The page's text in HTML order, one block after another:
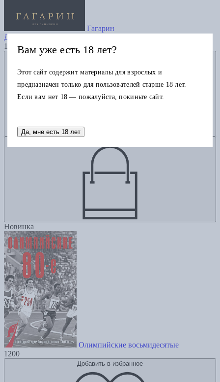
Гагарин
Данилкин Л.
1525
Новинка
Олимпийские восьмидесятые
1200
Добавить в избранное
Вам уже есть 18 лет?
Этот сайт содержит материалы для взрослых и
предназначен только для пользователей старше 18 лет.
Если вам нет 18 — пожалуйста, покиньте сайт.
Да, мне есть 18 лет